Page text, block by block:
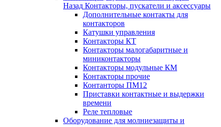
Назад Контакторы, пускатели и аксессуары
Дополнительные контакты для
контакторов
Катушки управления
Контакторы КТ
Контакторы малогабаритные и
миниконтакторы
Контакторы модульные КМ
Контакторы прочие
Контанторы ПМ12
Приставки контактные и выдержки
времени
Реле тепловые
Оборудование для молниезащиты и